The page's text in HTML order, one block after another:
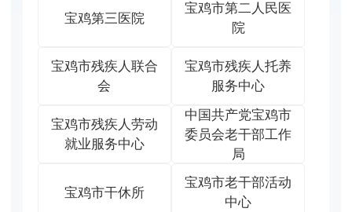
宝鸡第三医院
宝鸡市第二人民医
院
宝鸡市残疾人联合
会
宝鸡市残疾人托养
服务中心
宝鸡市残疾人劳动
就业服务中心
中国共产党宝鸡市
委员会老干部工作
局
宝鸡市干休所
宝鸡市老干部活动
中心